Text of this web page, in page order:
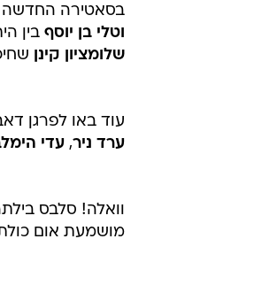
בסאטירה החדשה
וטלי בן יוסף בין
שלומציון קינן
עוד באו לפרגן
ערד ניר, עדי
וואלה! סלבס
מושמעת אום